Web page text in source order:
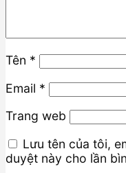
Tên *
Email *
Trang web
Lưu tên của tôi,
duyệt này cho lần